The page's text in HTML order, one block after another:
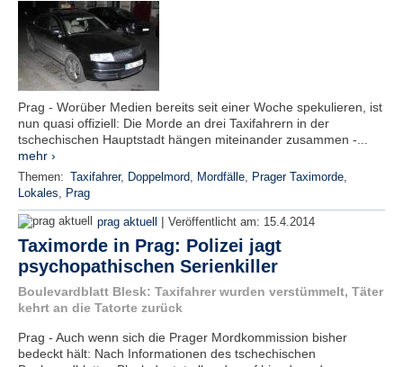
Prag - Worüber Medien bereits seit einer Woche spekulieren, ist
nun quasi offiziell: Die Morde an drei Taxifahrern in der
tschechischen Hauptstadt hängen miteinander zusammen -...
mehr ›
Themen: Taxifahrer, Doppelmord, Mordfälle, Prager Taximorde,
Lokales, Prag
prag aktuell | Veröffentlicht am: 15.4.2014
Taximorde in Prag: Polizei jagt
psychopathischen Serienkiller
Boulevardblatt Blesk: Taxifahrer wurden verstümmelt, Täter
kehrt an die Tatorte zurück
Prag - Auch wenn sich die Prager Mordkommission bisher
bedeckt hält: Nach Informationen des tschechischen